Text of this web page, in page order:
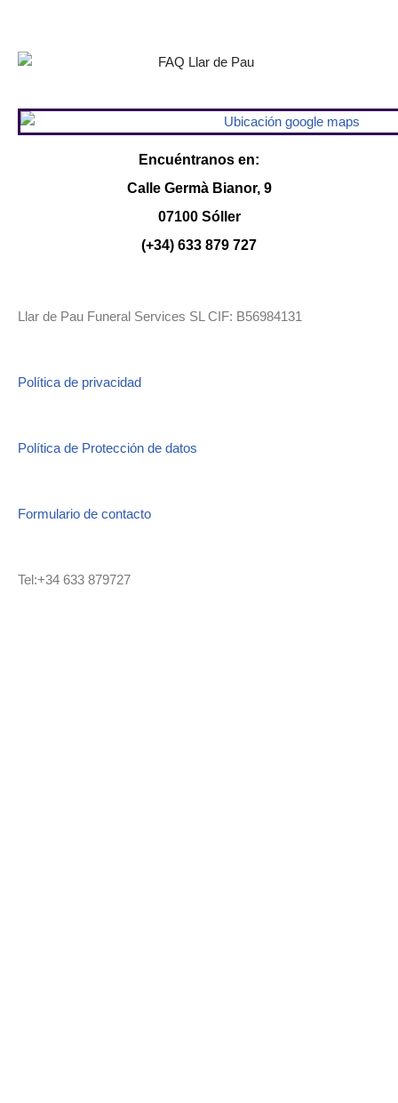
Encuéntranos en:
Calle Germà Bianor, 9
07100 Sóller
(+34) 633 879 727
Llar de Pau Funeral Services SL CIF: B56984131
Política de privacidad
Política de Protección de datos
Formulario de contacto
Tel:+34 633 879727